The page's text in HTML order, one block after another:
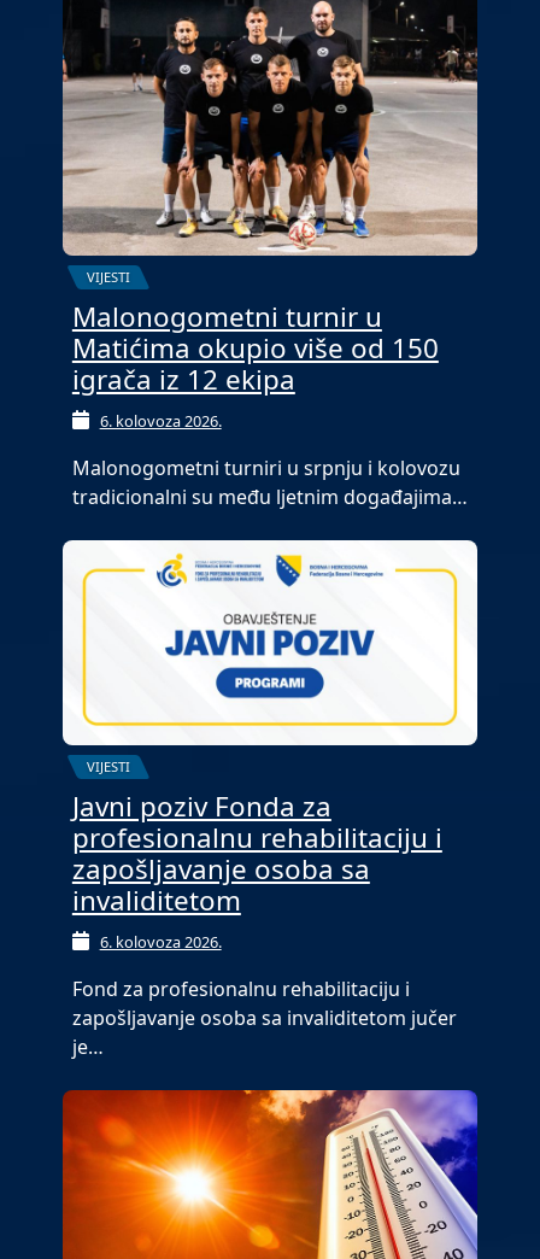
VIJESTI
Malonogometni turnir u
Matićima okupio više od 150
igrača iz 12 ekipa
6. kolovoza 2026.
Malonogometni turniri u srpnju i kolovozu
tradicionalni su među ljetnim događajima…
VIJESTI
Javni poziv Fonda za
profesionalnu rehabilitaciju i
zapošljavanje osoba sa
invaliditetom
6. kolovoza 2026.
Fond za profesionalnu rehabilitaciju i
zapošljavanje osoba sa invaliditetom jučer
je…